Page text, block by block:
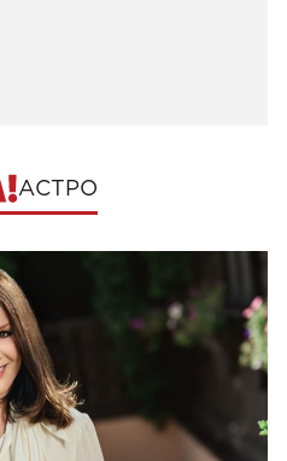
АСТРО